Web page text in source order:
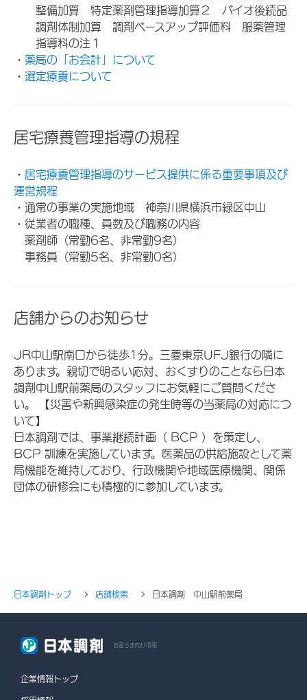
整備加算 特定薬剤管理指導加算２ バイオ後続品
調剤体制加算 調剤ベースアップ評価料 服薬管理
指導料の注１
・ 薬局の「お会計」について
・ 選定療養について
居宅療養管理指導の規程
・ 居宅療養管理指導のサービス提供に係る重要事項及び
運営規程
・通常の事業の実施地域 神奈川県横浜市緑区中山
・従業者の職種、員数及び職務の内容
薬剤師（常勤6名、非常勤9名）
事務員（常勤5名、非常勤0名）
店舗からのお知らせ
JR中山駅南口から徒歩1分。三菱東京UFJ銀行の隣に
あります。親切で明るい応対、おくすりのことなら日本
調剤中山駅前薬局のスタッフにお気軽にご質問くださ
い。 【災害や新興感染症の発生時等の当薬局の対応につ
いて】
日本調剤では、事業継続計画（ BCP ）を策定し、
BCP 訓練を実施しています。医薬品の供給施設として薬
局機能を維持しており、行政機関や地域医療機関、関係
団体の研修会にも積極的に参加しています。
日本調剤トップ 店舗検索 日本調剤 中山駅前薬局
お客さま向け情報
企業情報トップ